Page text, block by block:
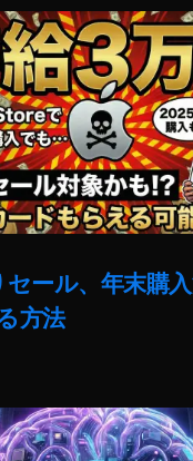
ール、年末購
方法